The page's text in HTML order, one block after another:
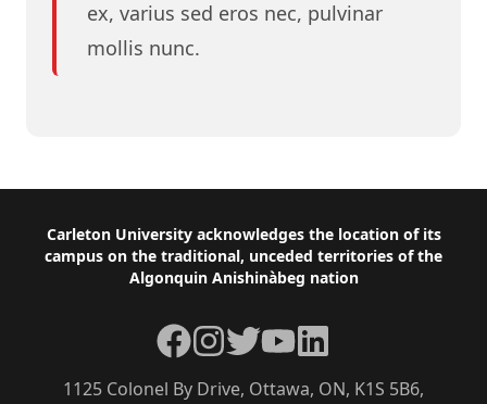
ex, varius sed eros nec, pulvinar
mollis nunc.
Footer
Carleton University acknowledges the location of its
campus on the traditional, unceded territories of the
Algonquin Anishinàbeg nation
1125 Colonel By Drive, Ottawa, ON, K1S 5B6,
Facebook
Instagram
TwitterYouTube
LinkedIn